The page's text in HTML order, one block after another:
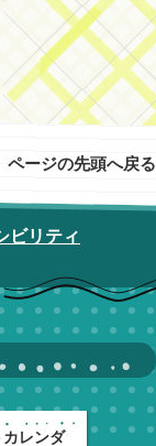
ページの先頭へ戻る
ビリティ
レンダ